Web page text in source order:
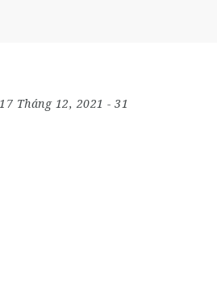
17 Tháng 12, 2021- 31